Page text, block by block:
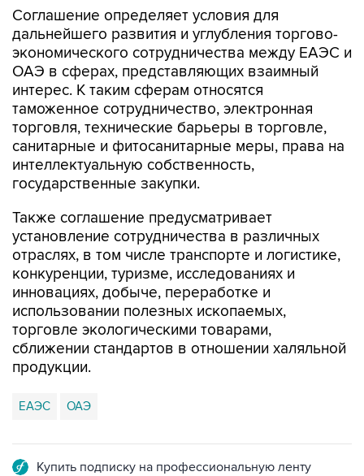
Соглашение определяет условия для
дальнейшего развития и углубления торгово-
экономического сотрудничества между ЕАЭС и
ОАЭ в сферах, представляющих взаимный
интерес. К таким сферам относятся
таможенное сотрудничество, электронная
торговля, технические барьеры в торговле,
санитарные и фитосанитарные меры, права на
интеллектуальную собственность,
государственные закупки.
Также соглашение предусматривает
установление сотрудничества в различных
отраслях, в том числе транспорте и логистике,
конкуренции, туризме, исследованиях и
инновациях, добыче, переработке и
использовании полезных ископаемых,
торговле экологическими товарами,
сближении стандартов в отношении халяльной
продукции.
ЕАЭС ОАЭ
Купить подписку на профессиональную ленту